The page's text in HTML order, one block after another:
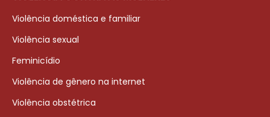
Violência doméstica e familiar
Violência sexual
Feminicídio
Violência de gênero na internet
Violência obstétrica